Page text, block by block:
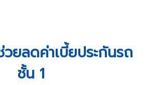
วยลดค่าเบี้ยประกันรถ
ชั้น 1